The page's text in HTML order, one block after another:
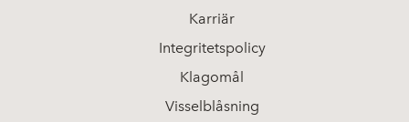
Karriär
Integritetspolicy
Klagomål
Visselblåsning